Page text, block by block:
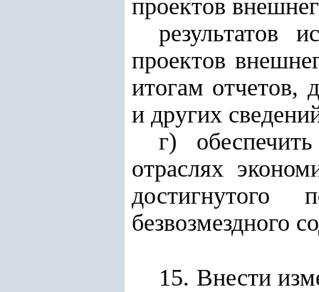
проектов
результатов
проектов
итогам отчетов,
и других
г)
отраслях
безвозмездного
15. Внести